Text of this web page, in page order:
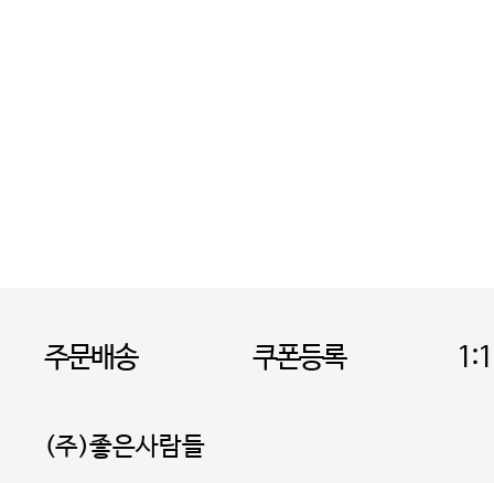
주문배송 쿠폰등록
(주)좋은사람들